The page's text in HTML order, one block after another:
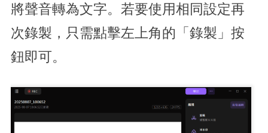
將聲音轉為文字。若要使用相同設定再
次錄製，只需點擊左上角的「錄製」按
鈕即可。